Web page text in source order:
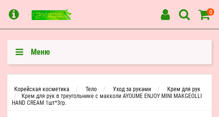
0
Меню
Корейская косметика Тело Уход за руками
Крем для рук
Крем для рук в треугольнике с макколи AYOUME ENJOY MINI MAKGEOLLI
HAND CREAM 1шт*3гр.